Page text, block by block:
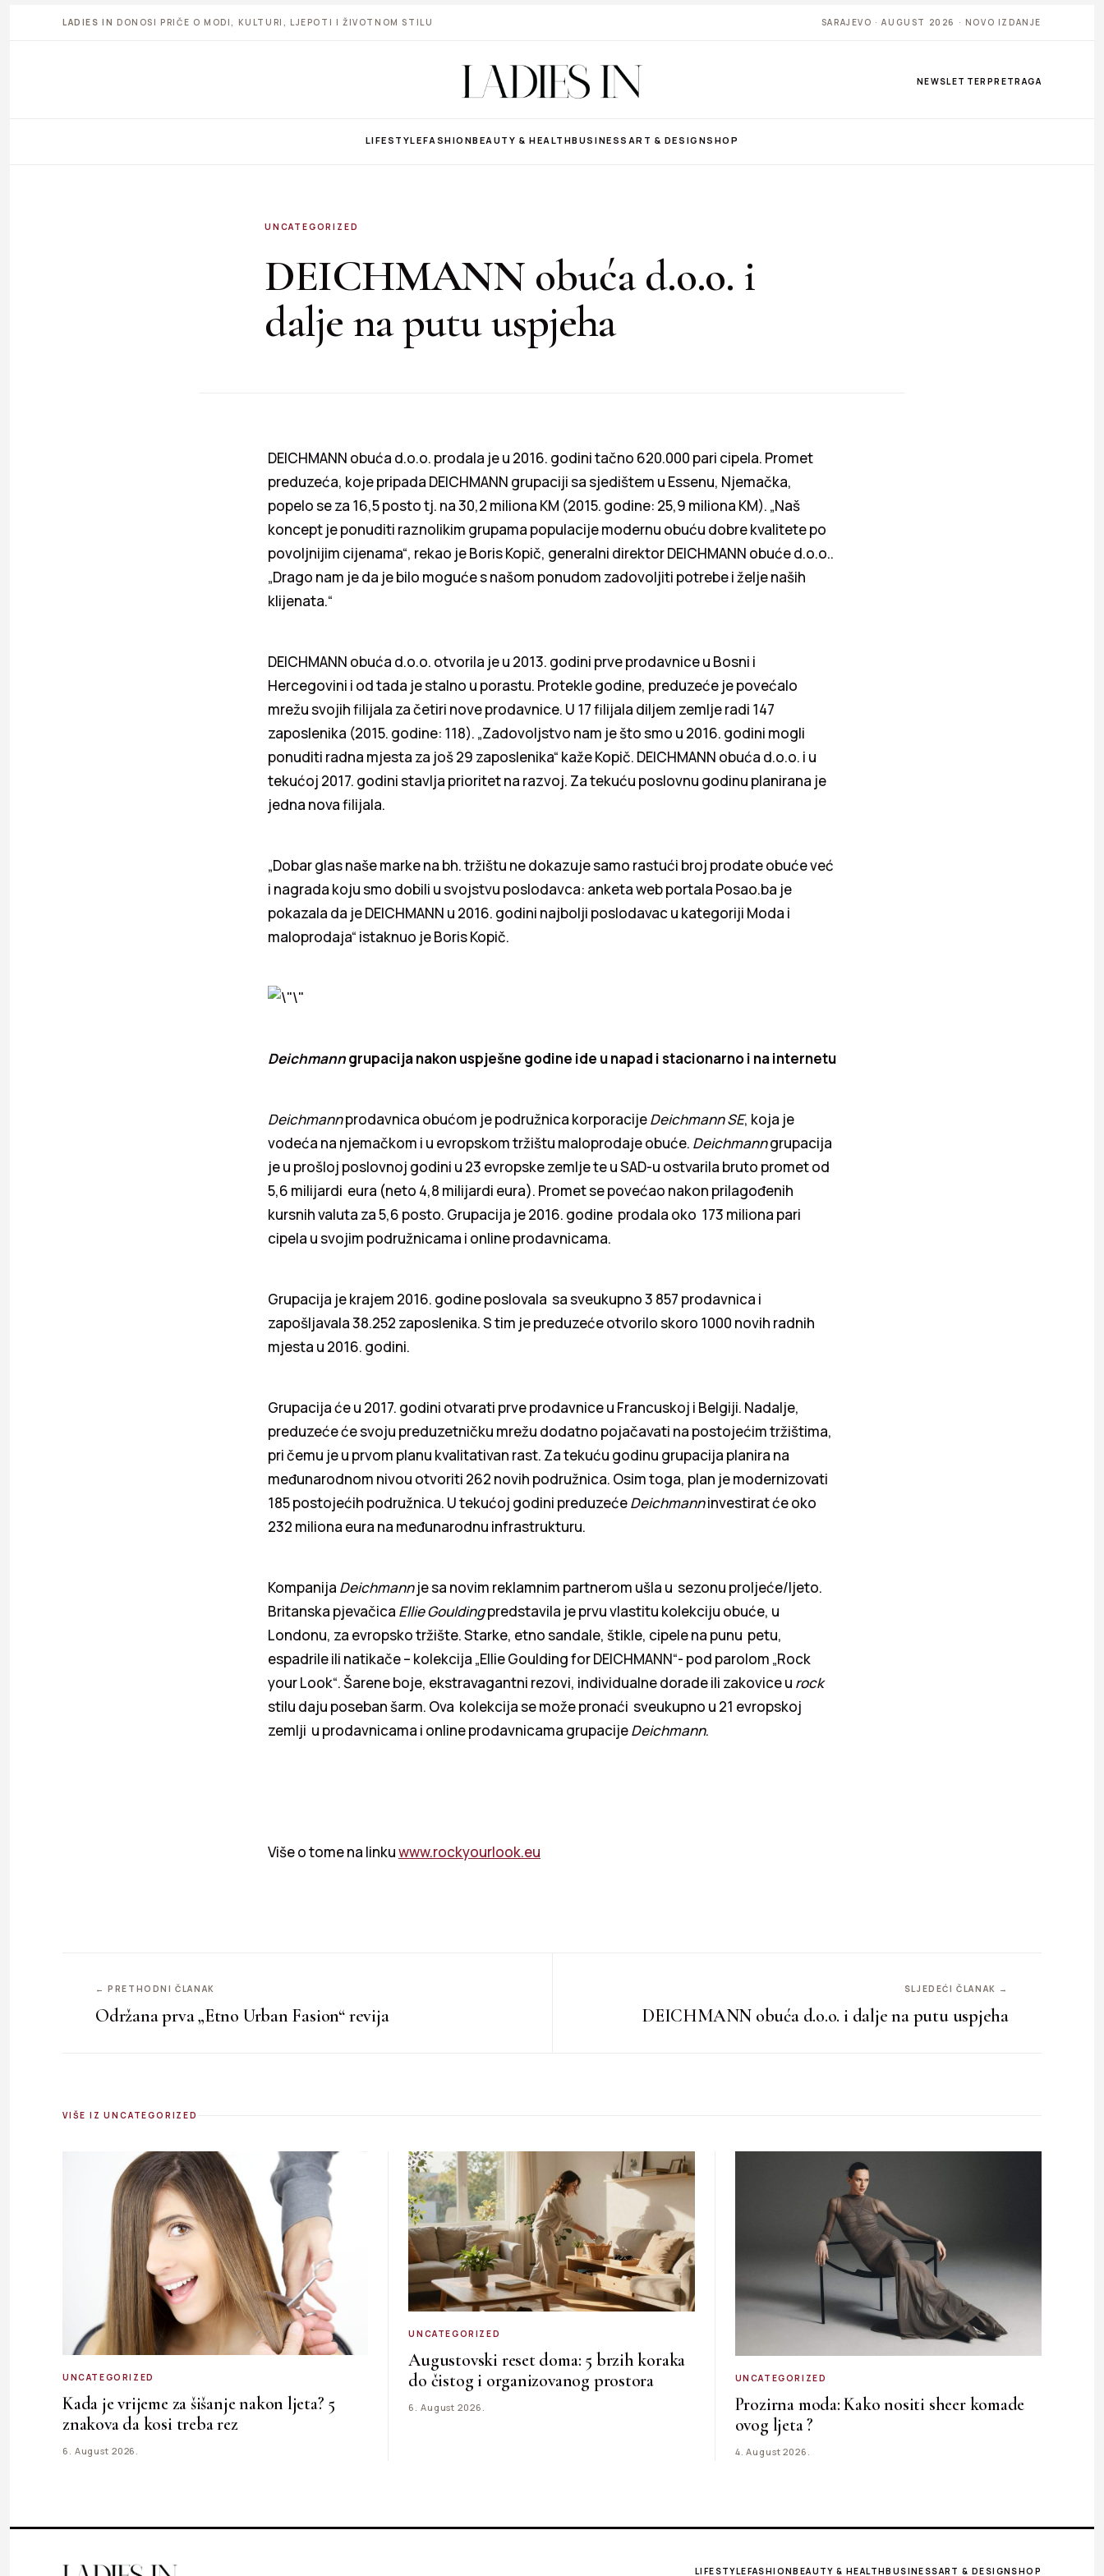
LADIES IN DONOSI PRIČE O MODI, KULTURI, LJEPOTI I ŽIVOTNOM STILU SARAJEVO · AUGUST 2026 · NOVO IZDANJE
NEWSLETTER PRETRAGA
LIFESTYLEFASHIONBEAUTY & HEALTHBUSINESS ART & DESIGNSHOP
UNCATEGORIZED
DEICHMANN obuća d.o.o. i
dalje na putu uspjeha
DEICHMANN obuća d.o.o. prodala je u 2016. godini tačno 620.000 pari cipela. Promet
preduzeća, koje pripada DEICHMANN grupaciji sa sjedištem u Essenu, Njemačka,
popelo se za 16,5 posto tj. na 30,2 miliona KM (2015. godine: 25,9 miliona KM). „Naš
koncept je ponuditi raznolikim grupama populacije modernu obuću dobre kvalitete po
povoljnijim cijenama“, rekao je Boris Kopič, generalni direktor DEICHMANN obuće d.o.o..
„Drago nam je da je bilo moguće s našom ponudom zadovoljiti potrebe i želje naših
klijenata.“
DEICHMANN obuća d.o.o. otvorila je u 2013. godini prve prodavnice u Bosni i
Hercegovini i od tada je stalno u porastu. Protekle godine, preduzeće je povećalo
mrežu svojih filijala za četiri nove prodavnice. U 17 filijala diljem zemlje radi 147
zaposlenika (2015. godine: 118). „Zadovoljstvo nam je što smo u 2016. godini mogli
ponuditi radna mjesta za još 29 zaposlenika“ kaže Kopič. DEICHMANN obuća d.o.o. i u
tekućoj 2017. godini stavlja prioritet na razvoj. Za tekuću poslovnu godinu planirana je
jedna nova filijala.
„Dobar glas naše marke na bh. tržištu ne dokazuje samo rastući broj prodate obuće već
i nagrada koju smo dobili u svojstvu poslodavca: anketa web portala Posao.ba je
pokazala da je DEICHMANN u 2016. godini najbolji poslodavac u kategoriji Moda i
maloprodaja“ istaknuo je Boris Kopič.
Deichmanngrupacija nakon uspješne godine ide u napad i stacionarno i na internetu
Deichmannprodavnica obućom je podružnica korporacijeDeichmann SE, koja je
vodeća na njemačkom i u evropskom tržištu maloprodaje obuće. Deichmanngrupacija
je u prošloj poslovnoj godini u 23 evropske zemlje te u SAD-u ostvarila bruto promet od
5,6 milijardi eura (neto 4,8 milijardi eura). Promet se povećao nakon prilagođenih
kursnih valuta za 5,6 posto. Grupacija je 2016. godine prodala oko 173 miliona pari
cipela u svojim podružnicama i online prodavnicama.
Grupacija je krajem 2016. godine poslovala sa sveukupno 3 857 prodavnica i
zapošljavala 38.252 zaposlenika. S tim je preduzeće otvorilo skoro 1000 novih radnih
mjesta u 2016. godini.
Grupacija će u 2017. godini otvarati prve prodavnice u Francuskoj i Belgiji. Nadalje,
preduzeće će svoju preduzetničku mrežu dodatno pojačavati na postojećim tržištima,
pri čemu je u prvom planu kvalitativan rast. Za tekuću godinu grupacija planira na
međunarodnom nivou otvoriti 262 novih podružnica. Osim toga, plan je modernizovati
185 postojećih podružnica. U tekućoj godini preduzećeDeichmanninvestirat će oko
232 miliona eura na međunarodnu infrastrukturu.
Kompanija Deichmannje sa novim reklamnim partnerom ušla u sezonu proljeće/ljeto.
Britanska pjevačica Ellie Gouldingpredstavila je prvu vlastitu kolekciju obuće, u
Londonu, za evropsko tržište. Starke, etno sandale, štikle, cipele na punu petu,
espadrile ili natikače – kolekcija „Ellie Goulding for DEICHMANN“- pod parolom „Rock
your Look“. Šarene boje, ekstravagantni rezovi, individualne dorade ili zakovice u rock
stilu daju poseban šarm. Ova kolekcija se može pronaći sveukupno u 21 evropskoj
zemlji u prodavnicama i online prodavnicama grupacijeDeichmann.
Više o tome na linkuwww.rockyourlook.eu
← PRETHODNI ČLANAK
Održana prva „Etno Urban Fasion“ revija
SLJEDEĆI ČLANAK →
DEICHMANN obuća d.o.o. i dalje na putu uspjeha
VIŠE IZ UNCATEGORIZED
UNCATEGORIZED
Kada je vrijeme za šišanje nakon ljeta? 5
znakova da kosi treba rez
6. August 2026.
UNCATEGORIZED
Augustovski reset doma: 5 brzih koraka
do čistog i organizovanog prostora
6. August 2026.
UNCATEGORIZED
Prozirna moda: Kako nositi sheer komade
ovog ljeta ?
4. August 2026.
LIFESTYLEFASHIONBEAUTY & HEALTHBUSINESSART & DESIGNSHOP